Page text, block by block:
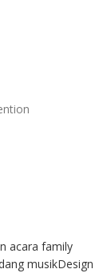
acara family
musikDesign